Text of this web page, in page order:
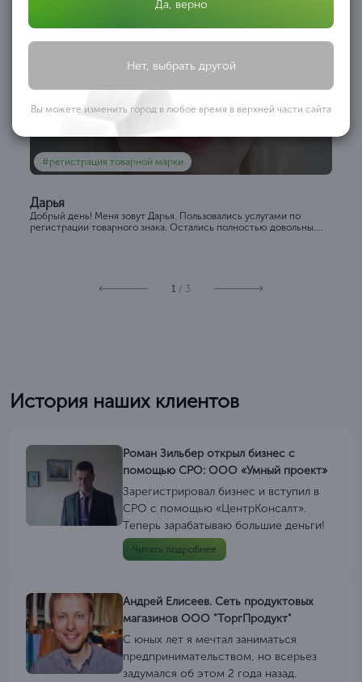
#регистрация товарной марки
Дарья
Добрый день! Меня зовут Дарья. Пользовались услугами по
регистрации товарного знака. Остались полностью довольны.
1 / 3
История наших клиентов
Роман Зильбер открыл бизнес с
помощью СРО: ООО «Умный проект»
Зарегистрировал бизнес и вступил в
СРО с помощью «ЦентрКонсалт».
Теперь зарабатываю большие деньги!
Читать подробнее
Андрей Елисеев. Сеть продуктовых
магазинов ООО "ТоргПродукт"
С юных лет я мечтал заниматься
предпринимательством, но всерьез
задумался об этом 2 года назад.
Да, верно
Нет, выбрать другой
Вы можете изменить город в любое время в верхней части сайта